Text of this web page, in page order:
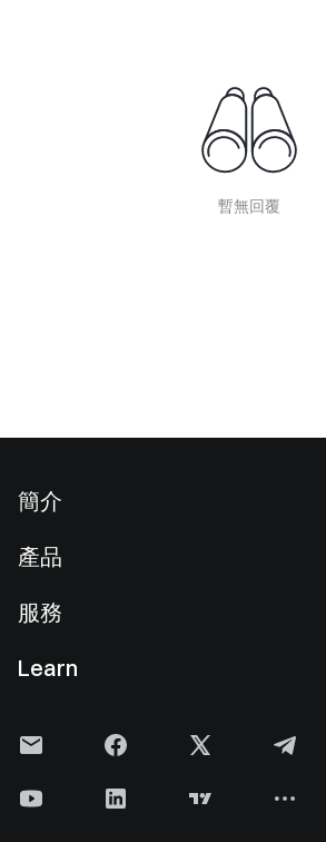
暫無回覆
簡介
新聞中心
Cookie 政策
產品
現貨交易
理財中心
服務
費率標準
Learn
Gate 快訊